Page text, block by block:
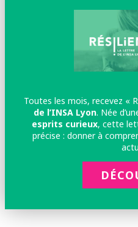
Toutes les mois, recevez «
de l’INSA Lyon. Née
esprits curieux, cette
précise : donner à